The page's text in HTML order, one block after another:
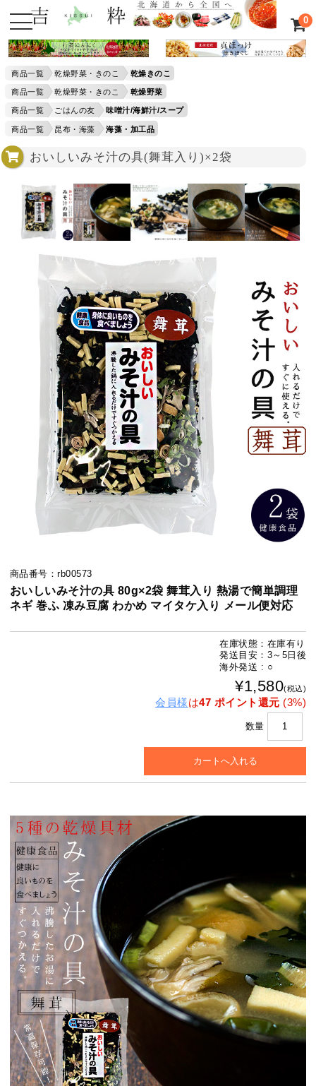
0
商品一覧 乾燥野菜・きのこ 乾燥きのこ
商品一覧 乾燥野菜・きのこ 乾燥野菜
商品一覧 ごはんの友 味噌汁/海鮮汁/スープ
商品一覧 昆布・海藻 海藻・加工品
おいしいみそ汁の具(舞茸入り)×2袋
商品番号：rb00573
おいしいみそ汁の具 80g×2袋 舞茸入り 熱湯で簡単調理
ネギ 巻ふ 凍み豆腐 わかめ マイタケ入り メール便対応
在庫状態：在庫有り
発送目安：3～5日後
海外発送 : ○
¥1,580(税込)
会員様は47 ポイント還元 (3%)
数量